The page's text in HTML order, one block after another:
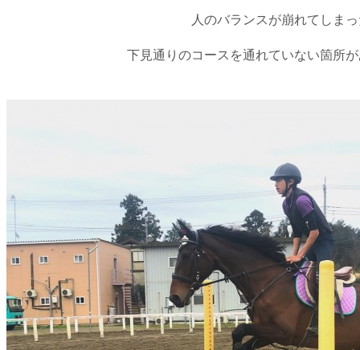
人のバランスが崩れてしま
下見通りのコースを通れていない箇所